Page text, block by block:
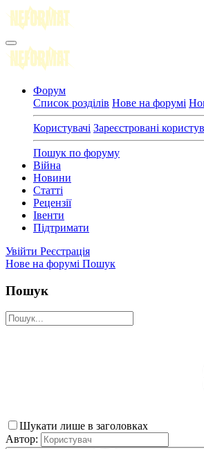
Форум
Список розділів Нове на форумі
Користувачі Зареєстровані
Пошук по форуму
Війна
Новини
Статті
Рецензії
Івенти
Підтримати
Увійти Реєстрація
Нове на форумі Пошук
Пошук
Шукати лише в заголовках
Автор: